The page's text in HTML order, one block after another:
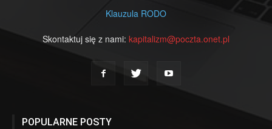
Klauzula RODO
Skontaktuj się z nami: kapitalizm@poczta.onet.pl
POPULARNE POSTY